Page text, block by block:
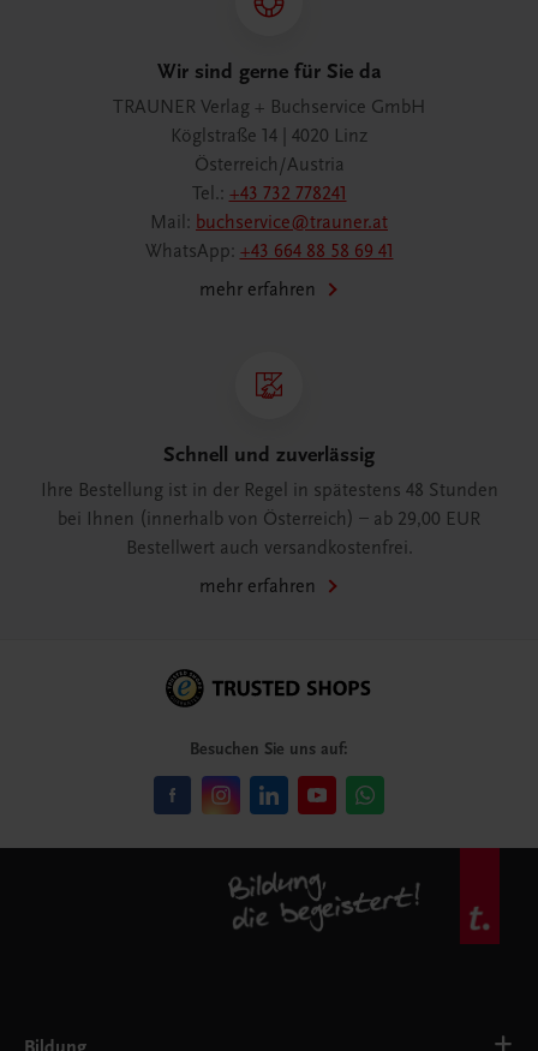
Wir sind gerne für Sie da
TRAUNER Verlag + Buchservice GmbH
Köglstraße 14 | 4020 Linz
Österreich/Austria
Tel.: +43 732 778241
Mail: buchservice@trauner.at
WhatsApp: +43 664 88 58 69 41
mehr erfahren
Schnell und zuverlässig
Ihre Bestellung ist in der Regel in spätestens 48 Stunden
bei Ihnen (innerhalb von Österreich) – ab 29,00 EUR
Bestellwert auch versandkostenfrei.
mehr erfahren
Besuchen Sie uns auf: